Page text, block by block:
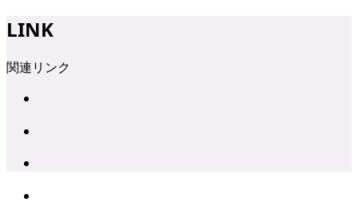
LINK
関連リンク